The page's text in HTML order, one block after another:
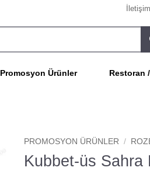
İletişim
Promosyon Ürünler Restoran
PROMOSYON ÜRÜNLER /
Kubbet-üs Sahra